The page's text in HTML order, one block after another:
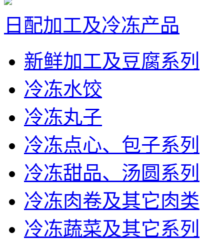
日配加工及冷冻产品
新鲜加工及豆腐系列
冷冻水饺
冷冻丸子
冷冻点心、包子系列
冷冻甜品、汤圆系列
冷冻肉卷及其它肉类
冷冻蔬菜及其它系列